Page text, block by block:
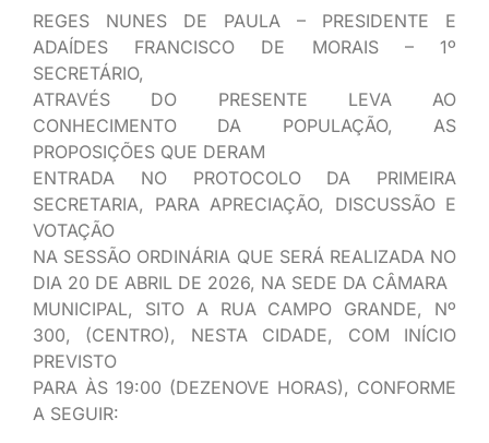
REGES NUNES DE PAULA – PRESIDENTE E
ADAÍDES FRANCISCO DE MORAIS – 1º
SECRETÁRIO,
ATRAVÉS DO PRESENTE LEVA AO
CONHECIMENTO DA POPULAÇÃO, AS
PROPOSIÇÕES QUE DERAM
ENTRADA NO PROTOCOLO DA PRIMEIRA
SECRETARIA, PARA APRECIAÇÃO, DISCUSSÃO E
VOTAÇÃO
NA SESSÃO ORDINÁRIA QUE SERÁ REALIZADA NO
DIA 20 DE ABRIL DE 2026, NA SEDE DA CÂMARA
MUNICIPAL, SITO A RUA CAMPO GRANDE, Nº
300, (CENTRO), NESTA CIDADE, COM INÍCIO
PREVISTO
PARA ÀS 19:00 (DEZENOVE HORAS), CONFORME
A SEGUIR: